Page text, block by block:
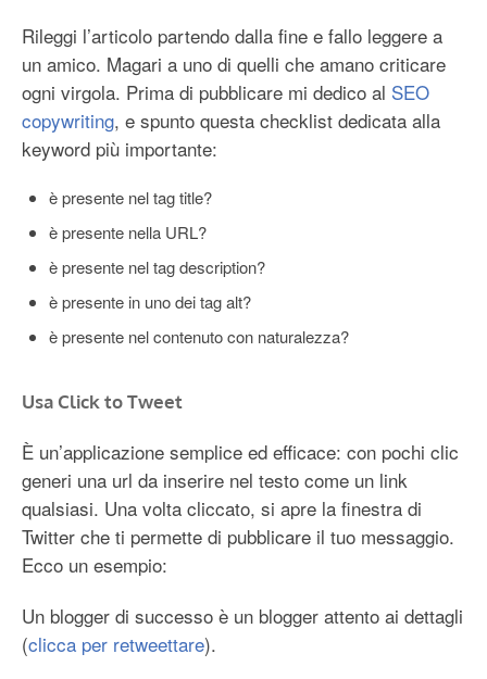
Rileggi l’articolo partendo dalla fine e fallo leggere a
un amico. Magari a uno di quelli che amano criticare
ogni virgola. Prima di pubblicare mi dedico al SEO
copywriting, e spunto questa checklist dedicata alla
keyword più importante:
è presente nel tag title?
è presente nella URL?
è presente nel tag description?
è presente in uno dei tag alt?
è presente nel contenuto con naturalezza?
Usa Click to Tweet
È un’applicazione semplice ed efficace: con pochi clic
generi una url da inserire nel testo come un link
qualsiasi. Una volta cliccato, si apre la finestra di
Twitter che ti permette di pubblicare il tuo messaggio.
Ecco un esempio:
Un blogger di successo è un blogger attento ai dettagli
(clicca per retweettare).